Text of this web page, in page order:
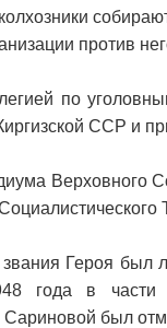
против
по
ССР и
Верховного
Героя был
года в части
был